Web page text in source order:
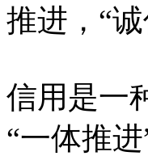
推进，“
信用是一
“一体推